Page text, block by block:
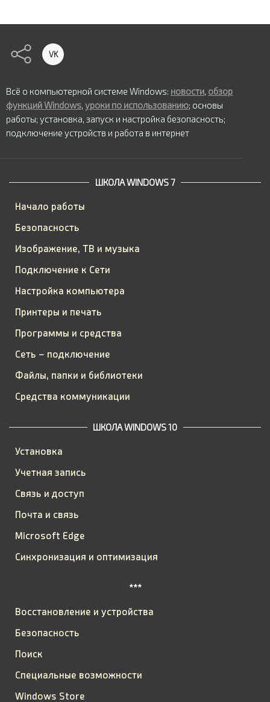
VK
Всё о компьютерной системе Windows: новости, обзор
функций Windows, уроки по использованию; основы
работы; установка, запуск и настройка безопасность;
подключение устройств и работа в интернет
ШКОЛА WINDOWS 7
Начало работы
Безопасность
Изображение, ТВ и музыка
Подключение к Сети
Настройка компьютера
Принтеры и печать
Программы и средства
Сеть – подключение
Файлы, папки и библиотеки
Средства коммуникации
ШКОЛА WINDOWS 10
Установка
Учетная запись
Связь и доступ
Почта и связь
Microsoft Edge
Синхронизация и оптимизация
***
Восстановление и устройства
Безопасность
Поиск
Специальные возможности
Windows Store